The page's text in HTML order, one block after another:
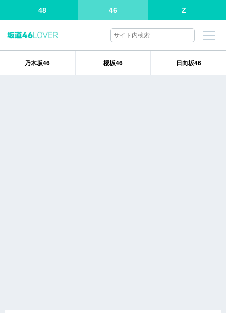
48 46 Z
乃木坂46 櫻坂46 日向坂46